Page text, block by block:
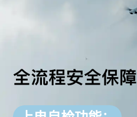
全流程安全保障